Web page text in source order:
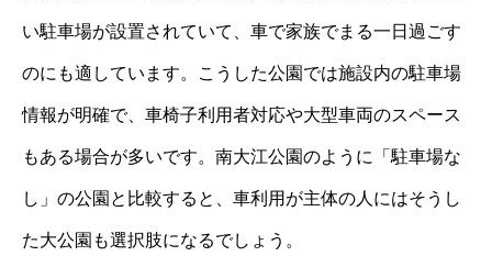
い駐車場が設置されていて、車で家族でまる一日過ごす
のにも適しています。こうした公園では施設内の駐車場
情報が明確で、車椅子利用者対応や大型車両のスペース
もある場合が多いです。南大江公園のように「駐車場な
し」の公園と比較すると、車利用が主体の人にはそうし
た大公園も選択肢になるでしょう。